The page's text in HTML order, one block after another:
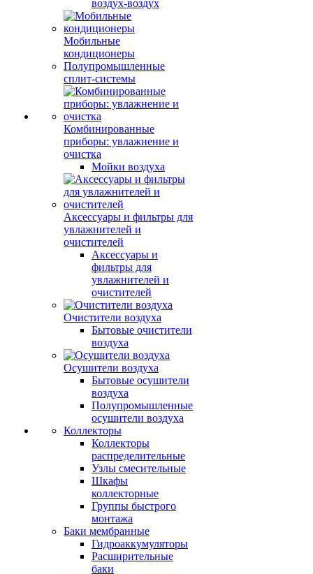
воздух-воздух
Мобильные
кондиционеры
Полупромышленные
сплит-системы
Комбинированные
приборы: увлажнение и
очистка
Мойки воздуха
Аксессуары и фильтры для
увлажнителей и
очистителей
Аксессуары и
фильтры для
увлажнителей и
очистителей
Очистители воздуха
Бытовые очистители
воздуха
Осушители воздуха
Бытовые осушители
воздуха
Полупромышленные
осушители воздуха
Коллекторы
Коллекторы
распределительные
Узлы смесительные
Шкафы
коллекторные
Группы быстрого
монтажа
Баки мембранные
Гидроаккумуляторы
Расширительные
баки